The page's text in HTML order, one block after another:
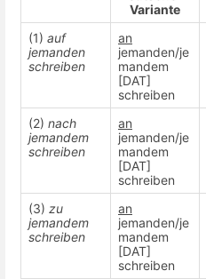
Variante
(1) auf
jemanden
schreiben
an
jemanden/je
mandem
[DAT]
schreiben
(2) nach
jemandem
schreiben
an
jemanden/je
mandem
[DAT]
schreiben
(3) zu
jemandem
schreiben
an
jemanden/je
mandem
[DAT]
schreiben